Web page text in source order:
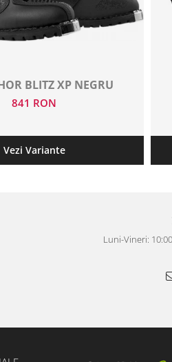
BLITZ XP NEGRU
841 RON
Vezi Variante
Luni-Vineri: